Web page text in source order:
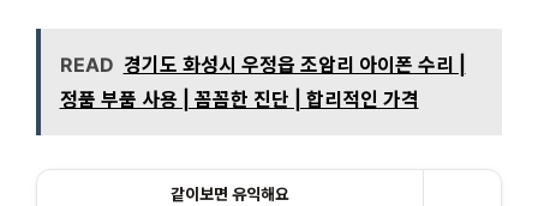
READ 경기도 화성시 우정읍 조암리 아이폰 수리 |
정품 부품 사용 | 꼼꼼한 진단 | 합리적인 가격
같이보면 유익해요